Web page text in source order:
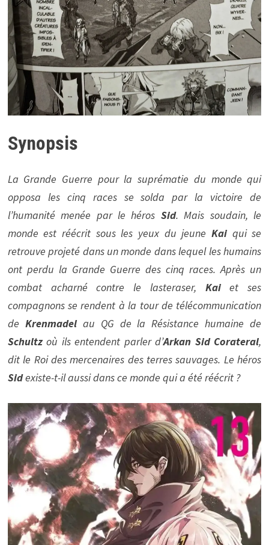
Synopsis
La Grande Guerre pour la suprématie du monde qui
opposa les cinq races se solda par la victoire de
l’humanité menée par le héros Sid. Mais soudain, le
monde est réécrit sous les yeux du jeune Kaiqui se
retrouve projeté dans un monde dans lequel les humains
ont perdu la Grande Guerre des cinq races. Après un
combat acharné contre le lasteraser, Kaiet ses
compagnons se rendent à la tour de télécommunication
de Krenmadelau QG de la Résistance humaine de
Schultzoù ils entendent parler d’Arkan Sid Corateral,
dit le Roi des mercenaires des terres sauvages. Le héros
Sidexiste-t-il aussi dans ce monde qui a été réécrit ?